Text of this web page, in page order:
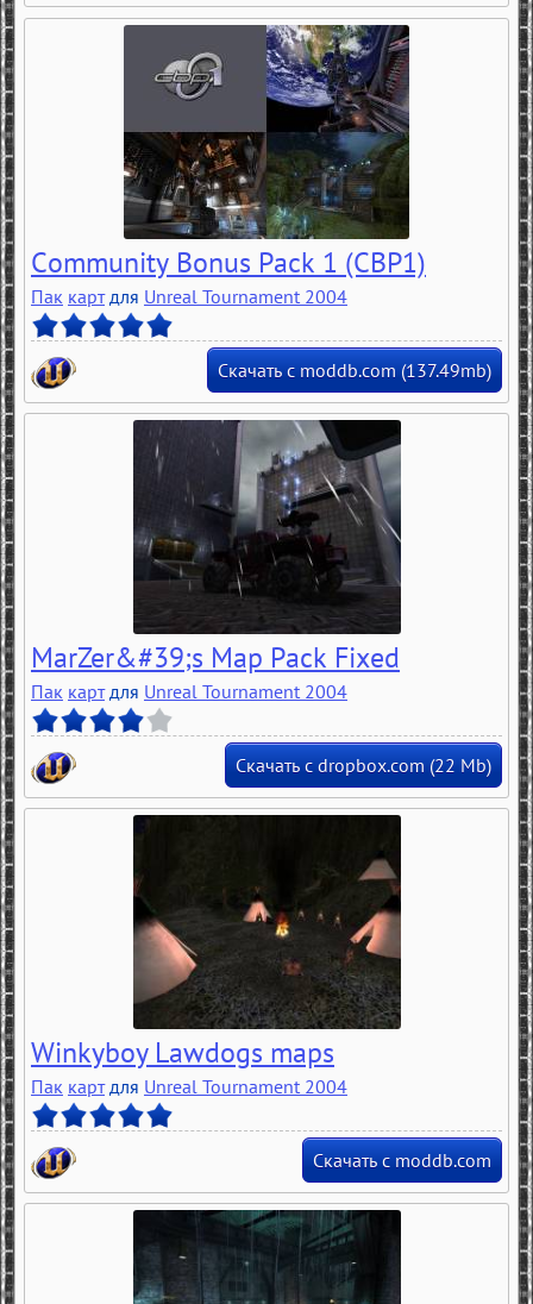
Community Bonus Pack 1 (CBP1)
Пак картдля Unreal Tournament 2004
Скачать с moddb.com (137.49mb)
MarZer&#39;s Map Pack Fixed
Пак картдля Unreal Tournament 2004
Скачать с dropbox.com (22 Mb)
Winkyboy Lawdogs maps
Пак картдля Unreal Tournament 2004
Скачать с moddb.com